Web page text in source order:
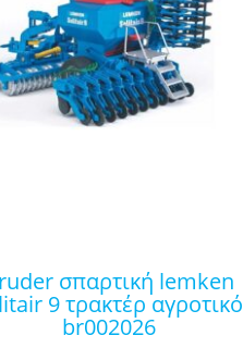
9 τρακτέρ αγροτικό
br002026